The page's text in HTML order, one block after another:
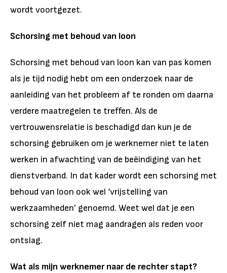
wordt voortgezet.
Schorsing met behoud van loon
Schorsing met behoud van loon kan van pas komen
als je tijd nodig hebt om een onderzoek naar de
aanleiding van het probleem af te ronden om daarna
verdere maatregelen te treffen. Als de
vertrouwensrelatie is beschadigd dan kun je de
schorsing gebruiken om je werknemer niet te laten
werken in afwachting van de beëindiging van het
dienstverband. In dat kader wordt een schorsing met
behoud van loon ook wel ‘vrijstelling van
werkzaamheden’ genoemd. Weet wel dat je een
schorsing zelf niet mag aandragen als reden voor
ontslag.
Wat als mijn werknemer naar de rechter stapt?